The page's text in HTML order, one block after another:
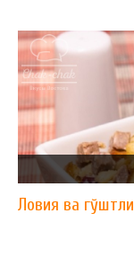
Ловия ва